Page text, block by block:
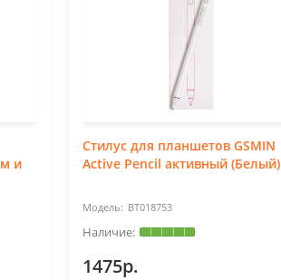
и
Стилус для планшетов GSMIN
Active Pencil активный (Белый)
BT018753
1475р.